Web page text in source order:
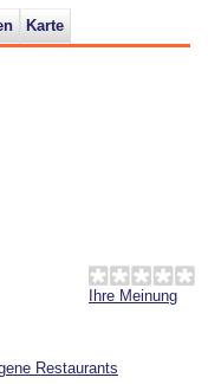
Karte
Ihre Meinung
Restaurants